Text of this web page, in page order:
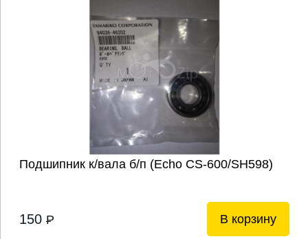
Подшипник к/вала б/п (Echo CS-600/SH598)
150 P В корзину